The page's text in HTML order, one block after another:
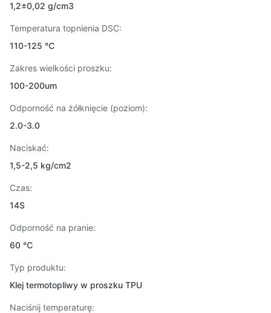
1,2±0,02 g/cm3
Temperatura topnienia DSC:
110-125 ℃
Zakres wielkości proszku:
100-200um
Odporność na żółknięcie (poziom):
2.0-3.0
Naciskać:
1,5-2,5 kg/cm2
Czas:
14S
Odporność na pranie:
60 ℃
Typ produktu:
Klej termotopliwy w proszku TPU
Naciśnij temperaturę: